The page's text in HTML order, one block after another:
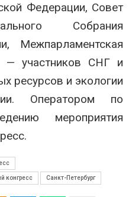
Федерации, Совет
Собрания
Межпарламентская
— участников СНГ и
ресурсов и экологии
Оператором по
мероприятия
конгресс Санкт-Петербург